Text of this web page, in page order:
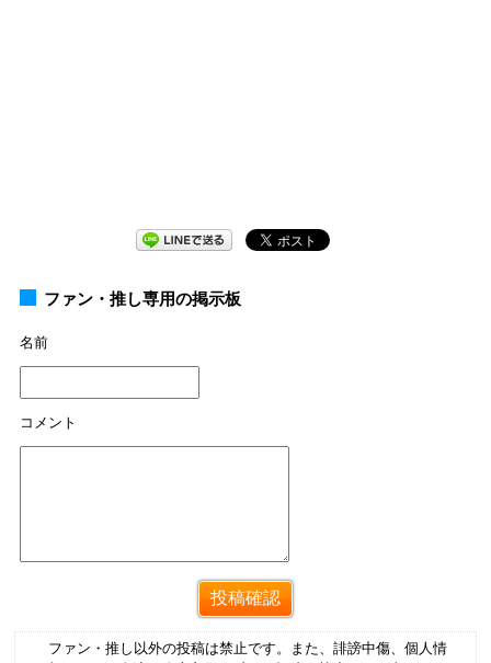
ファン・推し専用の掲示板
名前
コメント
ファン・推し以外の投稿は禁止です。また、誹謗中傷、個人情